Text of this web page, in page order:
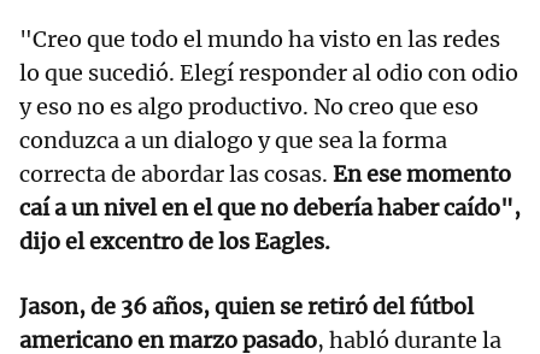
"Creo que todo el mundo ha visto en las redes
lo que sucedió. Elegí responder al odio con odio
y eso no es algo productivo. No creo que eso
conduzca a un dialogo y que sea la forma
correcta de abordar las cosas. En ese momento
caí a un nivel en el que no debería haber caído",
dijo el excentro de los Eagles.
Jason, de 36 años, quien se retiró del fútbol
americano en marzo pasado, habló durante la